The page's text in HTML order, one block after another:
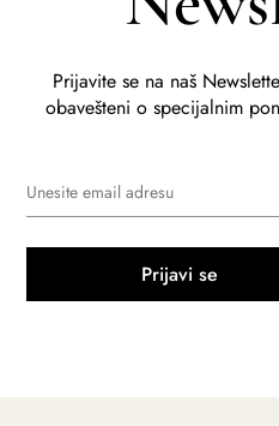
Prijavite se na naš
obavešteni o specijalnim
Prijavi se